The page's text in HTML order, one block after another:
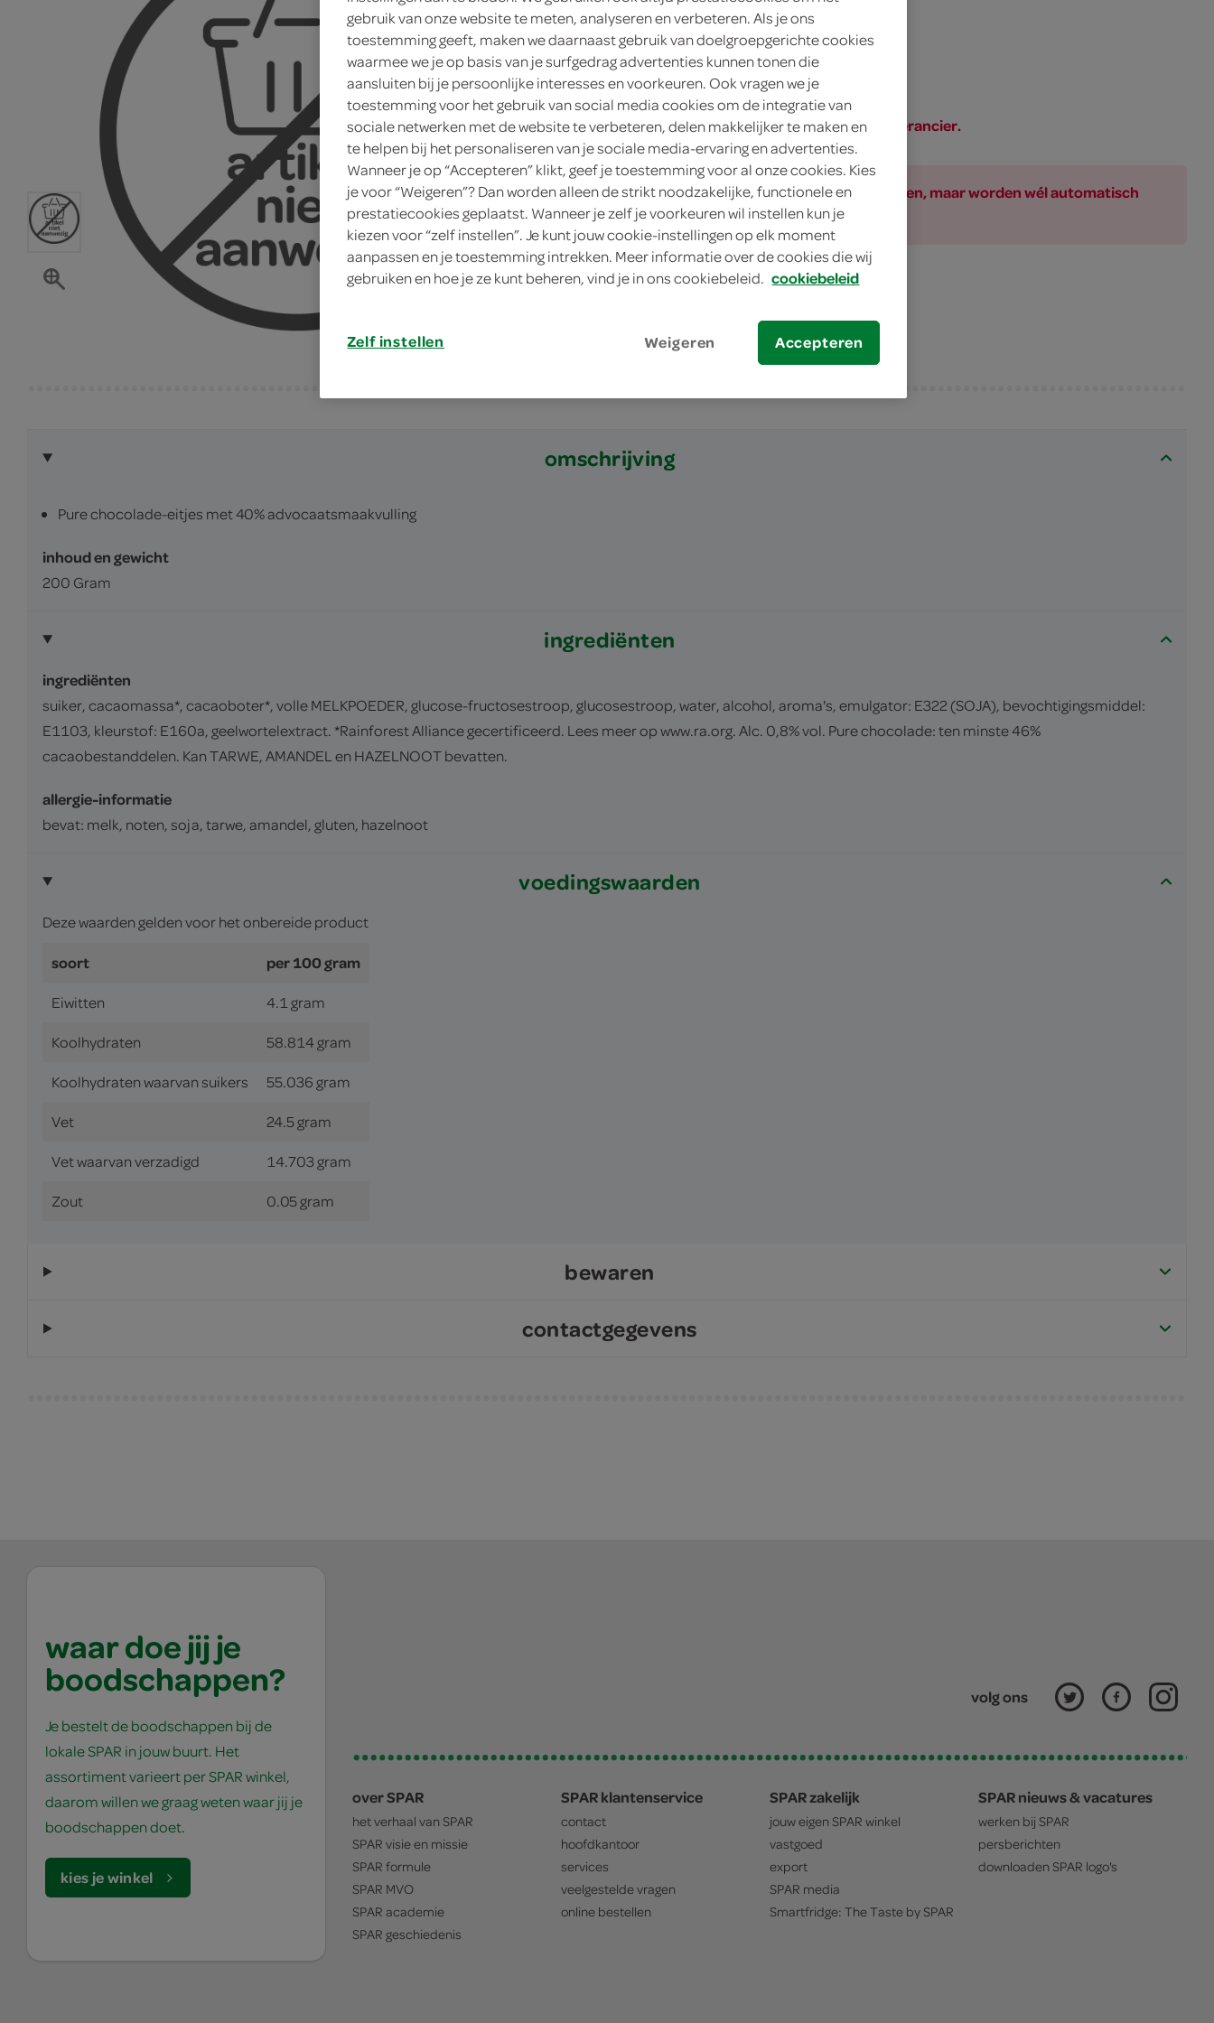
3.
99
200 Gram
Dit product is niet meer leverbaar vanuit SPAR of de leverancier.
Let op: aanbiedingen zijn niet zichtbaar bij de producten, maar worden wél automatisch
verwerkt in de winkelmand.
omschrijving
Pure chocolade-eitjes met 40% advocaatsmaakvulling
inhoud en gewicht
200 Gram
ingrediënten
ingrediënten
suiker, cacaomassa*, cacaoboter*, volle MELKPOEDER, glucose-fructosestroop, glucosestroop, water, alcohol, aroma's, emulgator: E322 (SOJA), bevochtigingsmiddel:
E1103, kleurstof: E160a, geelwortelextract. *Rainforest Alliance gecertificeerd. Lees meer op www.ra.org. Alc. 0,8% vol. Pure chocolade: ten minste 46%
cacaobestanddelen. Kan TARWE, AMANDEL en HAZELNOOT bevatten.
allergie-informatie
bevat: melk, noten, soja, tarwe, amandel, gluten, hazelnoot
voedingswaarden
Deze waarden gelden voor het onbereide product
soort per 100 gram
Eiwitten 4.1 gram
Koolhydraten 58.814 gram
Koolhydraten waarvan suikers 55.036 gram
Vet 24.5 gram
Vet waarvan verzadigd 14.703 gram
Zout 0.05 gram
bewaren
contactgegevens
waar doe jij je
boodschappen?
Je bestelt de boodschappen bij de
lokale SPAR in jouw buurt. Het
assortiment varieert per SPAR winkel,
daarom willen we graag weten waar jij je
boodschappen doet.
kies je winkel
volg ons
over SPAR
het verhaal van SPAR
SPAR visie en missie
SPAR formule
SPAR MVO
SPAR academie
SPAR geschiedenis
SPAR klantenservice
contact
hoofdkantoor
services
veelgestelde vragen
online bestellen
SPAR zakelijk
jouw eigen SPAR winkel
vastgoed
export
SPAR media
Smartfridge: The Taste bySPAR
SPAR nieuws & vacatures
werken bij SPAR
persberichten
downloaden SPAR logo's
gebruik van onze website te meten, analyseren en verbeteren. Als je ons
toestemming geeft, maken we daarnaast gebruik van doelgroepgerichte cookies
waarmee we je op basis van je surfgedrag advertenties kunnen tonen die
aansluiten bij je persoonlijke interesses en voorkeuren. Ook vragen we je
toestemming voor het gebruik van social media cookies om de integratie van
sociale netwerken met de website te verbeteren, delen makkelijker te maken en
te helpen bij het personaliseren van je sociale media-ervaring en advertenties.
Wanneer je op “Accepteren” klikt, geef je toestemming voor al onze cookies. Kies
je voor “Weigeren”? Dan worden alleen de strikt noodzakelijke, functionele en
prestatiecookies geplaatst. Wanneer je zelf je voorkeuren wil instellen kun je
kiezen voor “zelf instellen”. Je kunt jouw cookie-instellingen op elk moment
aanpassen en je toestemming intrekken. Meer informatie over de cookies die wij
gebruiken en hoe je ze kunt beheren, vind je in ons cookiebeleid. cookiebeleid
Zelf instellen Weigeren Accepteren